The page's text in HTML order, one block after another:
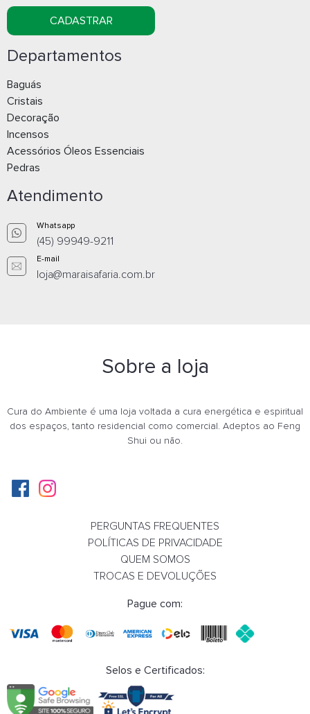
SINO PIN FENG SHUI PARA PORTA DE
R$ 38,00
CADASTRAR
Departamentos
Baguás
Cristais
Decoração
Incensos
Acessórios Óleos Essenciais
Pedras
Atendimento
Whatsapp
(45) 99949-9211
E-mail
loja@maraisafaria.com.br
Sobre a loja
Cura do Ambiente é uma loja voltada a cura energética e espiritual
dos espaços, tanto residencial como comercial. Adeptos ao Feng
Shui ou não.
PERGUNTAS FREQUENTES
POLÍTICAS DE PRIVACIDADE
QUEM SOMOS
TROCAS E DEVOLUÇÕES
Pague com:
Selos e Certificados: